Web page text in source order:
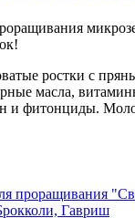
ростки с
масла,
и фитонциды.